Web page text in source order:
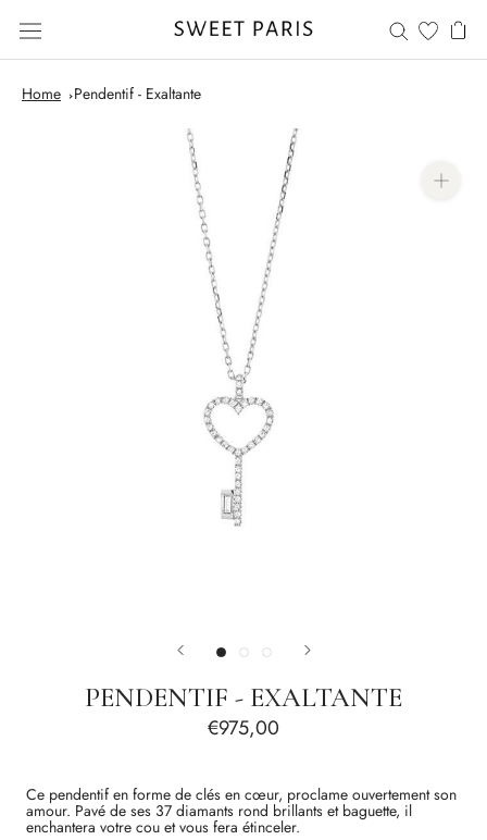
content
Home
Pendentif - Exaltante
PENDENTIF - EXALTANTE
€975,00
Ce pendentif en forme de clés en cœur, proclame ouvertement son
amour. Pavé de ses 37 diamants rond brillants et baguette, il
enchantera votre cou et vous fera étinceler.